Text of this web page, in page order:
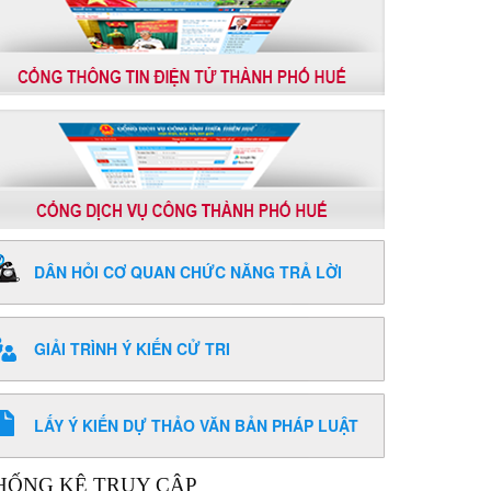
DÂN HỎI CƠ QUAN CHỨC NĂNG TRẢ LỜI
GIẢI TRÌNH Ý KIẾN CỬ TRI
LẤY Ý KIẾN DỰ THẢO VĂN BẢN PHÁP LUẬT
KÊ TRUY CẬP